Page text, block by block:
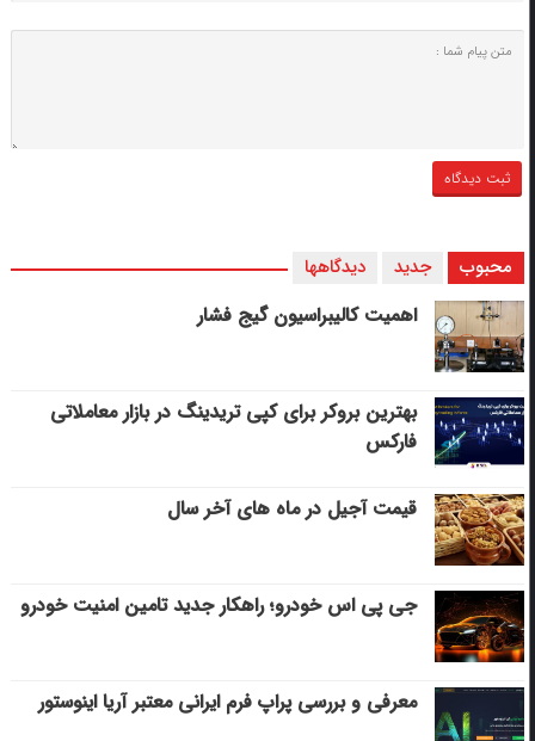
محبوب جدید دیدگاهها
اهمیت کالیبراسیون گیج فشار
بهترین بروکر برای کپی‌ تریدینگ در بازار معاملاتی
فارکس
قیمت آجیل در ماه های آخر سال
جی پی اس خودرو؛ راهکار جدید تامین امنیت خودرو
معرفی و بررسی پراپ فرم ایرانی معتبر آریا اینوستور